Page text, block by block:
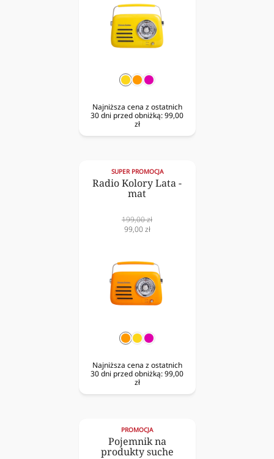
żółtypomarańczowy
fuksja
Najniższa cena z ostatnich
30 dni przed obniżką:99,00
zł
SUPER PROMOCJA
Radio Kolory Lata -
mat
Cena
normalna
199,00 zł
Cena
99,00 zł
pomarańczowy
żółtyfuksja
Najniższa cena z ostatnich
30 dni przed obniżką:99,00
zł
PROMOCJA
Pojemnik na
produkty suche